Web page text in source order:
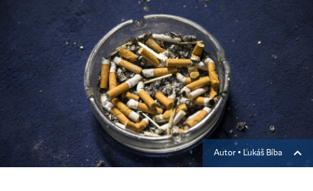
Autor ▪ Lukáš Bíba